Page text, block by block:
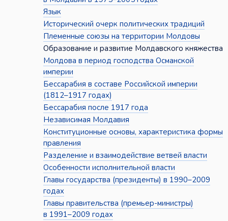
Язык
Исторический очерк политических традиций
Племенные союзы на территории Молдовы
Образование и развитие Молдавского княжества
Молдова в период господства Османской
империи
Бессарабия в составе Российской империи
(1812–1917 годах)
Бессарабия после 1917 года
Независимая Молдавия
Конституционные основы, характеристика формы
правления
Разделение и взаимодействие ветвей власти
Особенности исполнительной власти
Главы государства (президенты) в 1990–2009
годах
Главы правительства (премьер-министры)
в 1991–2009 годах